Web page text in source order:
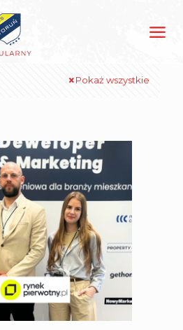
Pokaż wszystkie